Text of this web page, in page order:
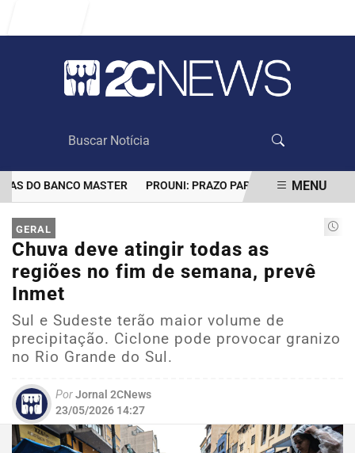
DO BANCO MASTER PROUNI: PRAZO PARA COMPROVAR
EM ALTA
MENU
GERAL
Chuva deve atingir todas as
regiões no fim de semana, prevê
Inmet
Sul e Sudeste terão maior volume de
precipitação. Ciclone pode provocar granizo
no Rio Grande do Sul.
PorJornal 2CNews
23/05/2026 14:27